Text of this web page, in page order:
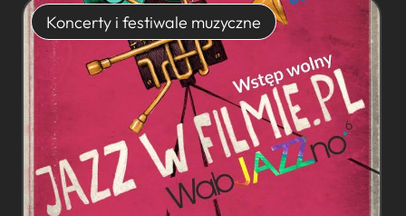
Koncerty i festiwale muzyczne